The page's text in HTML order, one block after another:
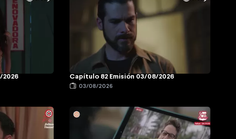
2026 Capítulo 82 Emisión 03/08/2026
03/08/2026